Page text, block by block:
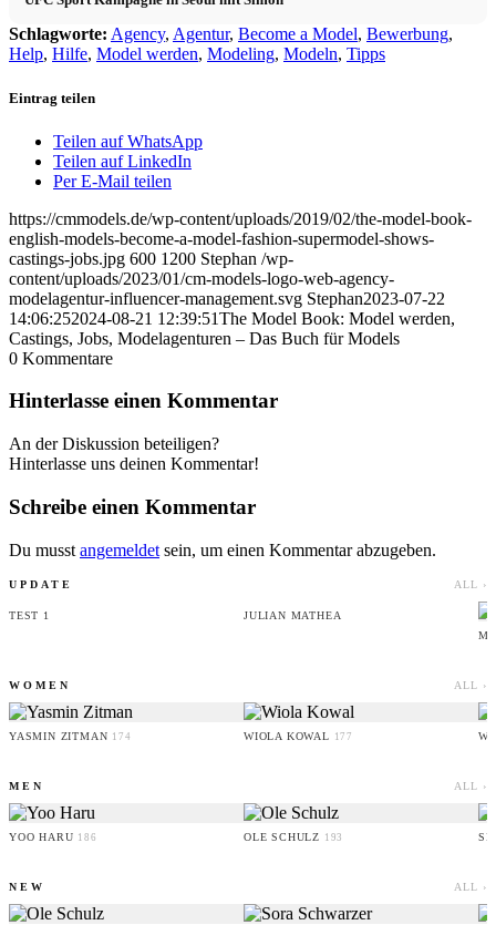
Schlagworte: Agency, Agentur, Become a Model, Bewerbung,
Help, Hilfe, Model werden, Modeling, Modeln, Tipps
Eintrag teilen
Teilen auf WhatsApp
Teilen auf LinkedIn
Per E-Mail teilen
https://cmmodels.de/wp-content/uploads/2019/02/the-model-book-
english-models-become-a-model-fashion-supermodel-shows-
castings-jobs.jpg 600 1200 Stephan /wp-
content/uploads/2023/01/cm-models-logo-web-agency-
modelagentur-influencer-management.svg Stephan2023-07-22
14:06:252024-08-21 12:39:51The Model Book: Model werden,
Castings, Jobs, Modelagenturen – Das Buch für Models
0 Kommentare
Hinterlasse einen Kommentar
An der Diskussion beteiligen?
Hinterlasse uns deinen Kommentar!
Schreibe einen Kommentar
Du musst angemeldet sein, um einen Kommentar abzugeben.
UPDATE ALL ›
TEST 1
JULIAN MATHEA
WOMEN ALL ›
YASMIN ZITMAN 174 WIOLA KOWAL 177
MEN ALL ›
YOO HARU 186 OLE SCHULZ 193
NEW ALL ›